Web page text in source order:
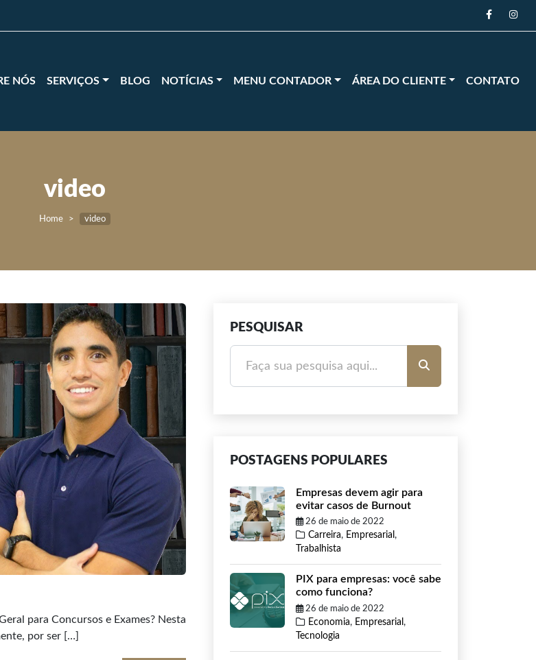
NÓS SERVIÇOS BLOG NOTÍCIAS MENU CONTADOR ÁREA DO CLIENTE CONTATO
video
Home video
para Concursos e Exames? Nesta
por ser […]
PESQUISAR
POSTAGENS POPULARES
Empresas devem agir para
evitar casos de Burnout
26 de maio de 2022
Carreira, Empresarial ,
Trabalhista
PIX para empresas: você sabe
como funciona?
26 de maio de 2022
Economia, Empresarial ,
Tecnologia